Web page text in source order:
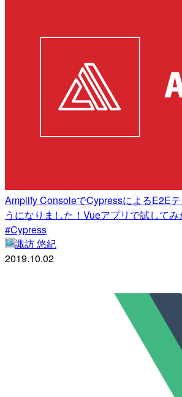
Amplify ConsoleでCypressによるE2E
うになりました！Vueアプリで試して
#Cypress
諏訪 悠紀
2019.10.02